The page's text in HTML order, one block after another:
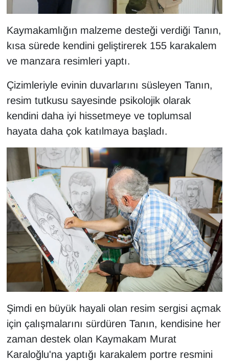
Kaymakamlığın malzeme desteği verdiği Tanın,
kısa sürede kendini geliştirerek 155 karakalem
ve manzara resimleri yaptı.
Çizimleriyle evinin duvarlarını süsleyen Tanın,
resim tutkusu sayesinde psikolojik olarak
kendini daha iyi hissetmeye ve toplumsal
hayata daha çok katılmaya başladı.
Şimdi en büyük hayali olan resim sergisi açmak
için çalışmalarını sürdüren Tanın, kendisine her
zaman destek olan Kaymakam Murat
Karaloğlu'na yaptığı karakalem portre resmini
SİYASET
SPOR
TEBRİK
TEKNOLOJİ
Turizm
VAN'DA SPOR
Vasıta
YAŞAM
YEREL